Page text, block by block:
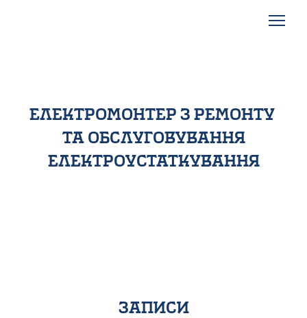
електромонтер з ремонту
та обслуговування
електроустаткування
записи